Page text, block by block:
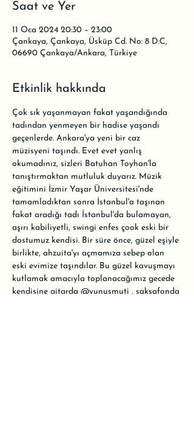
Saat ve Yer
11 Oca 2024 20:30 – 23:00
Çankaya, Çankaya, Üsküp Cd. No: 8 D:C,
06690 Çankaya/Ankara, Türkiye
Etkinlik hakkında
Çok sık yaşanmayan fakat yaşandığında
tadından yenmeyen bir hadise yaşandı
geçenlerde. Ankara'ya yeni bir caz
müzisyeni taşındı. Evet evet yanlış
okumadınız, sizleri Batuhan Toyhan'la
tanıştırmaktan mutluluk duyarız. Müzik
eğitimini İzmir Yaşar Üniversitesi'nde
tamamladıktan sonra İstanbul'a taşınan
fakat aradığı tadı İstanbul'da bulamayan,
aşırı kabiliyetli, swingi enfes çook eski bir
dostumuz kendisi. Bir süre önce, güzel eşiyle
birlikte, ahzuita'yı açmamıza sebep olan
eski evimize taşındılar. Bu güzel kavuşmayı
kutlamak amacıyla toplanacağımız gecede
kendisine gitarda @yunusmuti , saksafonda